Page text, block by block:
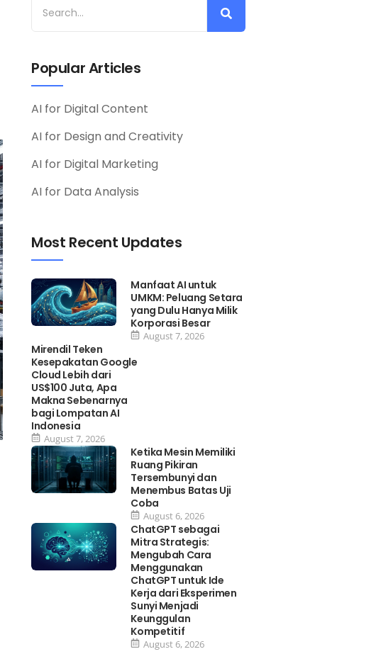
Popular Articles
AI for Digital Content
AI for Design and Creativity
AI for Digital Marketing
AI for Data Analysis
Most Recent Updates
Manfaat AI untuk
UMKM: Peluang Setara
yang Dulu Hanya Milik
Korporasi Besar
August 7, 2026
Mirendil Teken
Kesepakatan Google
Cloud Lebih dari
US$100 Juta, Apa
Makna Sebenarnya
bagi Lompatan AI
Indonesia
August 7, 2026
Ketika Mesin Memiliki
Ruang Pikiran
Tersembunyi dan
Menembus Batas Uji
Coba
August 6, 2026
ChatGPT sebagai
Mitra Strategis:
Mengubah Cara
Menggunakan
ChatGPT untuk Ide
Kerja dari Eksperimen
Sunyi Menjadi
Keunggulan
Kompetitif
August 6, 2026